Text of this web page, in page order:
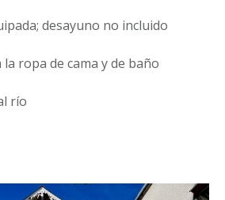
desayuno no incluido
ropa de cama y de baño
río